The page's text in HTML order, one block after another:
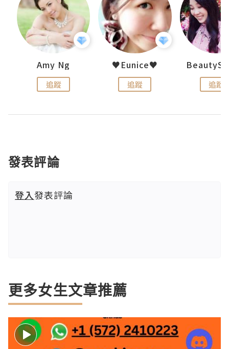
Amy Ng
追蹤
♥Eunice♥
追蹤 追蹤
發表評論
登入發表評論
更多女生文章推薦